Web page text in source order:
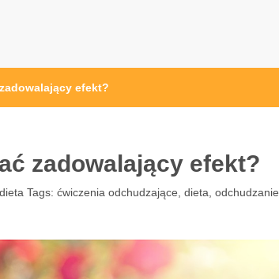
sportowym
efekt?
zadowalający efekt?
Tags: ćwiczenia odchudzające dieta odchudzanie